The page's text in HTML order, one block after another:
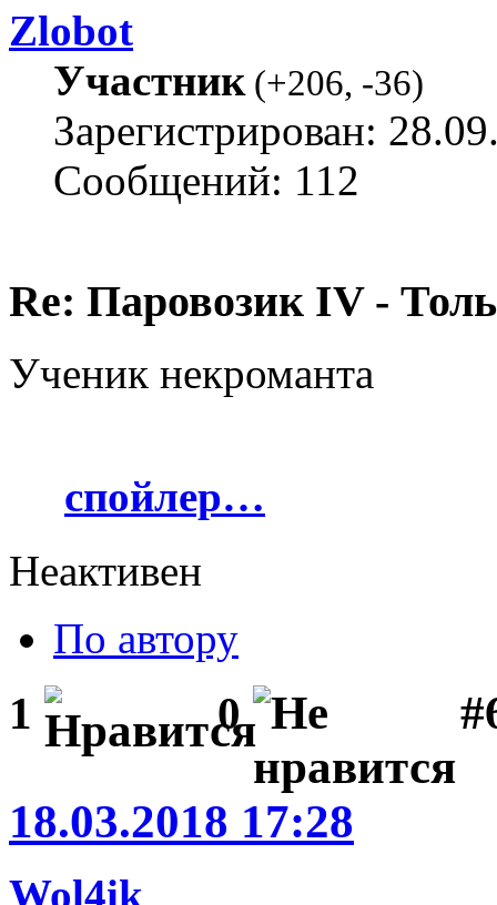
Zlobot
Участник(+206, -36)
Зарегистрирован:
Сообщений: 112
Re: Паровозик IV -
Ученик некроманта
спойлер…
Неактивен
По автору
1 0
18.03.2018 17:28
Wol4ik